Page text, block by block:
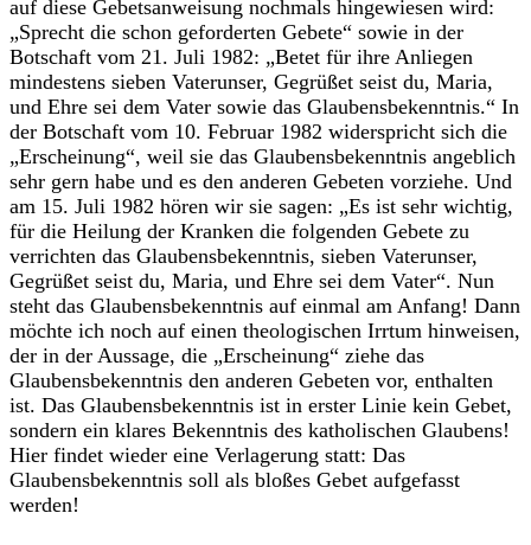
auf diese Gebetsanweisung nochmals hingewiesen wird:
„Sprecht die schon geforderten Gebete“ sowie in der
Botschaft vom 21. Juli 1982: „Betet für ihre Anliegen
mindestens sieben Vaterunser, Gegrüßet seist du, Maria,
und Ehre sei dem Vater sowie das Glaubensbekenntnis.“ In
der Botschaft vom 10. Februar 1982 widerspricht sich die
„Erscheinung“, weil sie das Glaubensbekenntnis angeblich
sehr gern habe und es den anderen Gebeten vorziehe. Und
am 15. Juli 1982 hören wir sie sagen: „Es ist sehr wichtig,
für die Heilung der Kranken die folgenden Gebete zu
verrichten das Glaubensbekenntnis, sieben Vaterunser,
Gegrüßet seist du, Maria, und Ehre sei dem Vater“. Nun
steht das Glaubensbekenntnis auf einmal am Anfang! Dann
möchte ich noch auf einen theologischen Irrtum hinweisen,
der in der Aussage, die „Erscheinung“ ziehe das
Glaubensbekenntnis den anderen Gebeten vor, enthalten
ist. Das Glaubensbekenntnis ist in erster Linie kein Gebet,
sondern ein klares Bekenntnis des katholischen Glaubens!
Hier findet wieder eine Verlagerung statt: Das
Glaubensbekenntnis soll als bloßes Gebet aufgefasst
werden!